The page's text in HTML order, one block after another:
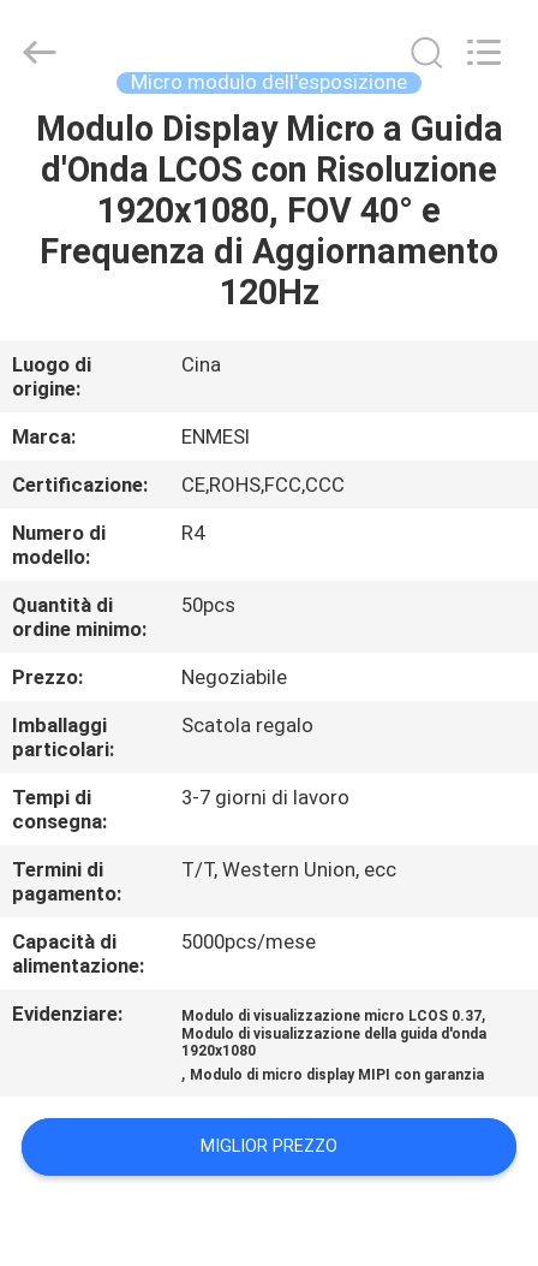
CASA
PRODOTTI
GIRO
DELLA
FABBRICA
CONTROLLO
DI
QUALITÀ
NOTIZIE
CASI
RICHIEDA
UNA
CITAZIONE
SHOPPING
MAPPA
DEL
Technology
Reserved.
Micro modulo dell'esposizione
Modulo Display Micro a Guida
d'Onda LCOS con Risoluzione
1920x1080, FOV 40° e
Frequenza di Aggiornamento
120Hz
Luogo di
origine:
Cina
Marca:
ENMESI
Certificazione:
CE,ROHS,FCC,CCC
Numero di
modello:
R4
Quantità di
ordine minimo:
50pcs
Prezzo:
Negoziabile
Imballaggi
particolari:
Scatola regalo
Tempi di
consegna:
3-7 giorni di lavoro
Termini di
pagamento:
T/T, Western Union, ecc
Capacità di
alimentazione:
5000pcs/mese
Evidenziare: Modulo di visualizzazione micro LCOS 0.37,
Modulo di visualizzazione della guida d'onda
1920x1080
, Modulo di micro display MIPI con garanzia
MIGLIOR PREZZO